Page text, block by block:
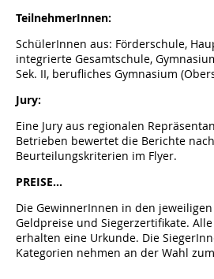
TeilnehmerInnen:
SchülerInnen aus: Förderschule,
integrierte Gesamtschule,
Sek. II, berufliches Gymnasium
Jury:
Eine Jury aus regionalen
Betrieben bewertet die Berichte
Beurteilungskriterien im Flyer.
PREISE...
Die GewinnerInnen in den
Geldpreise und Siegerzertifikate.
erhalten eine Urkunde. Die
Kategorien nehmen an der Wahl